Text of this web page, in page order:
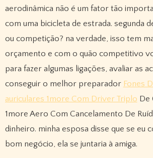
aerodinâmica não é um fator tão
com uma bicicleta de estrada. segunda
ou competição? na verdade, isso tem
orçamento e com o quão competitivo
para fazer algumas ligações, avaliar as
conseguir o melhor preparador Fones
auriculares 1more Com Driver Triplo De
1more Aero Com Cancelamento De
dinheiro. minha esposa disse que se eu
bom negócio, ela se juntaria à amiga.